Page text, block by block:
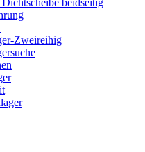
beidseitig
Zweireihig